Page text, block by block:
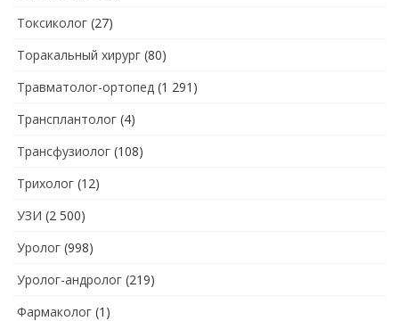
Токсиколог (27)
Торакальный хирург (80)
Травматолог-ортопед (1 291)
Трансплантолог (4)
Трансфузиолог (108)
Трихолог (12)
УЗИ (2 500)
Уролог (998)
Уролог-андролог (219)
Фармаколог (1)